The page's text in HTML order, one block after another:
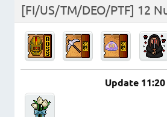
[FI/US/TM/DEO/PTF] 12
Update 11:20